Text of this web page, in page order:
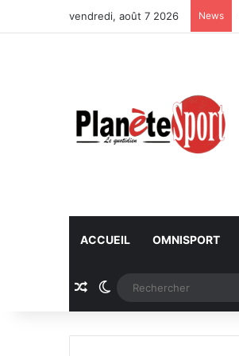
vendredi, août 7 2026 News
ACCUEIL OMNISPORT
Article Aléatoire
Switch skin